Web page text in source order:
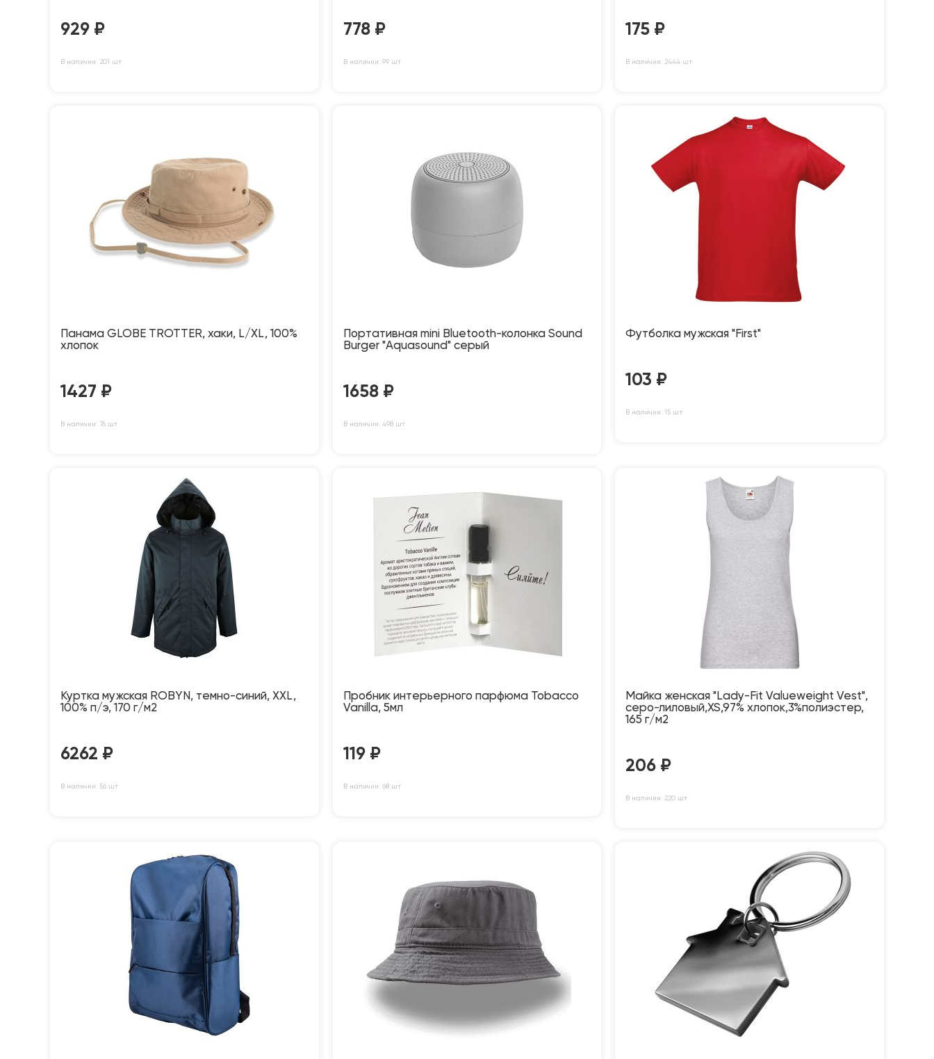
929 ₽
В наличии: 201 шт
778 ₽
В наличии: 99 шт
175 ₽
В наличии: 2444 шт
Панама GLOBE TROTTER, хаки, L/XL, 100%
хлопок
1427 ₽
В наличии: 76 шт
Портативная mini Bluetooth-колонка Sound
Burger "Aquasound" серый
1658 ₽
В наличии: 498 шт
Футболка мужская "First"
103 ₽
В наличии: 15 шт
Куртка мужская ROBYN, темно-синий, XXL,
100% п/э, 170 г/м2
6262 ₽
В наличии: 56 шт
Пробник интерьерного парфюма Tobacco
Vanilla, 5мл
119 ₽
В наличии: 68 шт
Майка женская "Lady-Fit Valueweight Vest",
серо-лиловый,XS,97% хлопок,3%полиэстер,
165 г/м2
206 ₽
В наличии: 220 шт